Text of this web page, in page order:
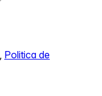
Politica de